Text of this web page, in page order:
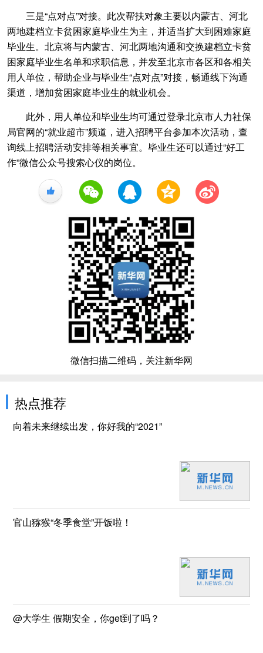
三是“点对点”对接。此次帮扶对象主要以内蒙古、河北
两地建档立卡贫困家庭毕业生为主，并适当扩大到困难家庭
毕业生。北京将与内蒙古、河北两地沟通和交换建档立卡贫
困家庭毕业生名单和求职信息，并发至北京市各区和各相关
用人单位，帮助企业与毕业生“点对点”对接，畅通线下沟通
渠道，增加贫困家庭毕业生的就业机会。
此外，用人单位和毕业生均可通过登录北京市人力社保
局官网的“就业超市”频道，进入招聘平台参加本次活动，查
询线上招聘活动安排等相关事宜。毕业生还可以通过“好工
作”微信公众号搜索心仪的岗位。
+1
微信扫描二维码，关注新华网
热点推荐
向着未来继续出发，你好我的“2021”
官山猕猴“冬季食堂”开饭啦！
@大学生 假期安全，你get到了吗？